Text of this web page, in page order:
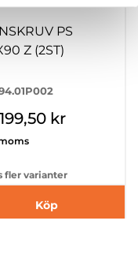
PS
Z (2ST)
199,50 kr
fler varianter
Köp